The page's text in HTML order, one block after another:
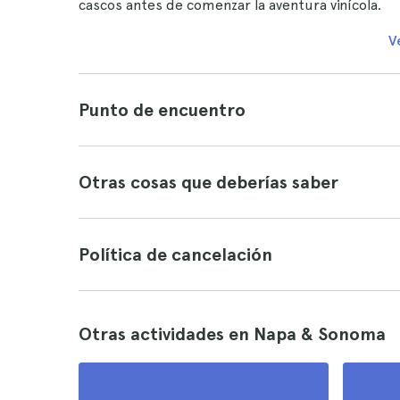
cascos antes de comenzar la aventura vinícola.
Punto de encuentro
Otras cosas que deberías saber
Política de cancelación
Otras actividades en Napa & Sonoma